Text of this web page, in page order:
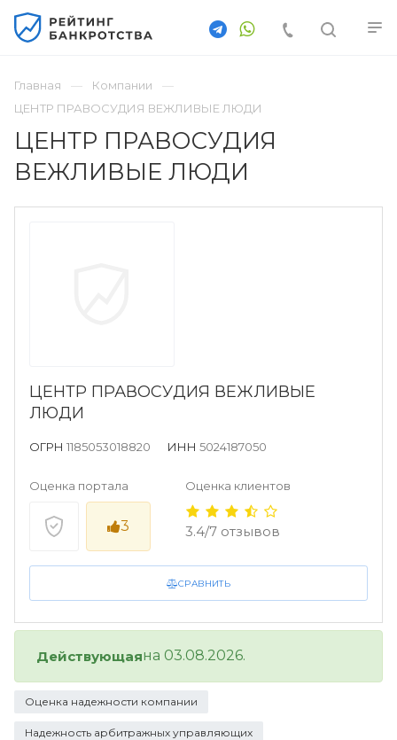
Главная
Компании
ЦЕНТР ПРАВОСУДИЯ ВЕЖЛИВЫЕ ЛЮДИ
ЦЕНТР ПРАВОСУДИЯ
ВЕЖЛИВЫЕ ЛЮДИ
СРАВНИТЬ
ЦЕНТР ПРАВОСУДИЯ ВЕЖЛИВЫЕ
ЛЮДИ
ОГРН 1185053018820 ИНН 5024187050
Оценка портала
3
Оценка клиентов
3.4/7 отзывов
Действующаяна 03.08.2026.
Оценка надежности компании
Надежность арбитражных управляющих